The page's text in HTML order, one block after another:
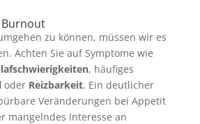
zu können, müssen wir es
Achten Sie auf Symptome wie
, häufiges
oder Reizbarkeit. Ein deutlicher
Veränderungen bei Appetit
mangelndes Interesse an